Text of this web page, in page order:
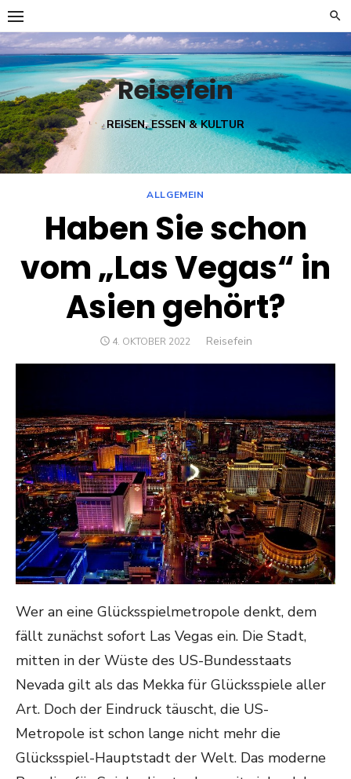
Skip
to
content
Reisefein
REISEN, ESSEN & KULTUR
ALLGEMEIN
Haben Sie schon
vom „Las Vegas“ in
Asien gehört?
POSTED
4. OKTOBER 2022 Author
Reisefein
Wer an eine Glücksspielmetropole denkt, dem
fällt zunächst sofort Las Vegas ein. Die Stadt,
mitten in der Wüste des US-Bundesstaats
Nevada gilt als das Mekka für Glücksspiele aller
Art. Doch der Eindruck täuscht, die US-
Metropole ist schon lange nicht mehr die
Glücksspiel-Hauptstadt der Welt. Das moderne